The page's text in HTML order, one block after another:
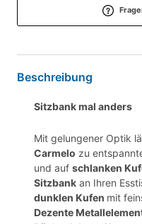
Beschreibung
Sitzbank mal anders
Mit gelungener Optik
Carmelo zu
und auf schlanken
Sitzbank an Ihren
dunklen Kufen mit
Dezente